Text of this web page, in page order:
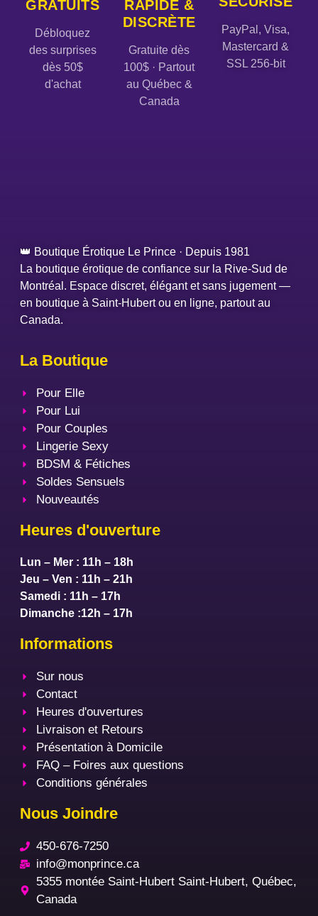
GRATUITS
Débloquez
des surprises
dès 50$
d'achat
RAPIDE &
DISCRÈTE
Gratuite dès
100$ · Partout
au Québec &
Canada
PayPal, Visa,
Mastercard &
SSL 256-bit
👑 Boutique Érotique Le Prince · Depuis 1981
La boutique érotique de confiance sur la Rive-Sud de
Montréal. Espace discret, élégant et sans jugement —
en boutique à Saint-Hubert ou en ligne, partout au
Canada.
La Boutique
Pour Elle
Pour Lui
Pour Couples
Lingerie Sexy
BDSM & Fétiches
Soldes Sensuels
Nouveautés
Heures d'ouverture
Lun – Mer : 11h – 18h
Jeu – Ven : 11h – 21h
Samedi : 11h – 17h
Dimanche :12h – 17h
Informations
Sur nous
Contact
Heures d'ouvertures
Livraison et Retours
Présentation à Domicile
FAQ – Foires aux questions
Conditions générales
Nous Joindre
450-676-7250
info@monprince.ca
5355 montée Saint-Hubert Saint-Hubert, Québec,
Canada